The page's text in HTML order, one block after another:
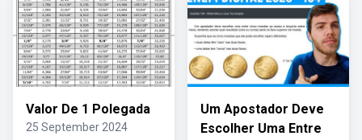
Valor De 1 Polegada
25 September 2024
Um Apostador Deve
Escolher Uma Entre